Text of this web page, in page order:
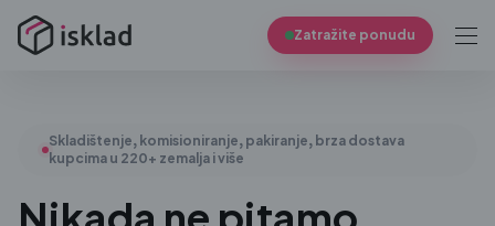
Zatražite ponudu
Skladištenje, komisioniranje, pakiranje, brza dostava
kupcima u 220+ zemalja i više